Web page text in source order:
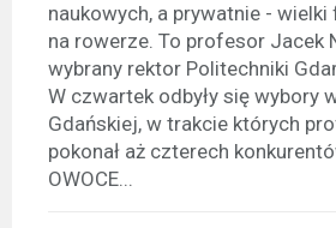
naukowych, a prywatnie -
na rowerze. To profesor Jacek
wybrany rektor Politechniki
W czwartek odbyły się wybory
Gdańskiej, w trakcie których
pokonał aż czterech
OWOCE...